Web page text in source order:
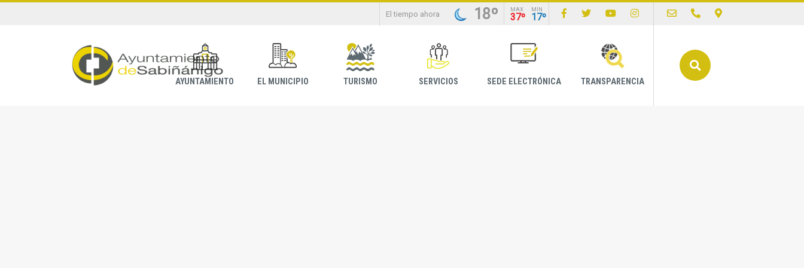
El tiempo ahora 18º MAX
37º
MIN
17º
AYUNTAMIENTO EL MUNICIPIO TURISMO SERVICIOS SEDE ELECTRÓNICA TRANSPARENCIA